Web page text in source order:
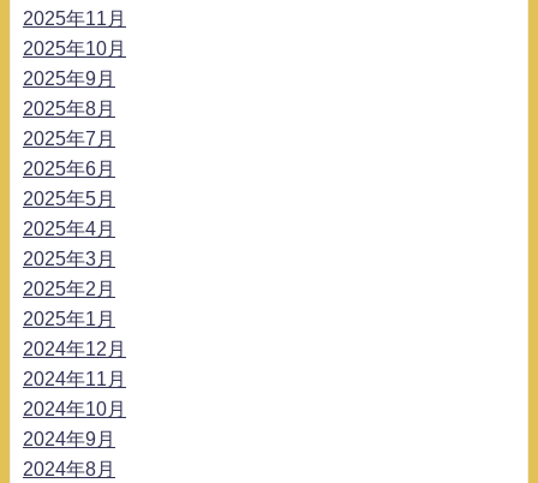
2025年11月
2025年10月
2025年9月
2025年8月
2025年7月
2025年6月
2025年5月
2025年4月
2025年3月
2025年2月
2025年1月
2024年12月
2024年11月
2024年10月
2024年9月
2024年8月